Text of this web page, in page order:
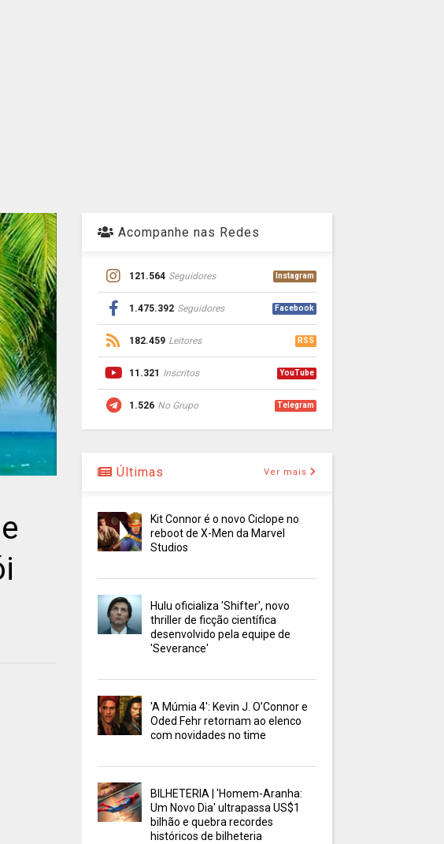
Acompanhe nas Redes
121.564 Seguidores Instagram
1.475.392 Seguidores Facebook
182.459 Leitores RSS
11.321 Inscritos YouTube
1.526 No Grupo Telegram
Últimas Ver mais
Kit Connor é o novo Ciclope no
reboot de X-Men da Marvel
Studios
Hulu oficializa 'Shifter', novo
thriller de ficção científica
desenvolvido pela equipe de
'Severance'
'A Múmia 4': Kevin J. O’Connor e
Oded Fehr retornam ao elenco
com novidades no time
BILHETERIA | 'Homem-Aranha:
Um Novo Dia' ultrapassa US$1
bilhão e quebra recordes
históricos de bilheteria